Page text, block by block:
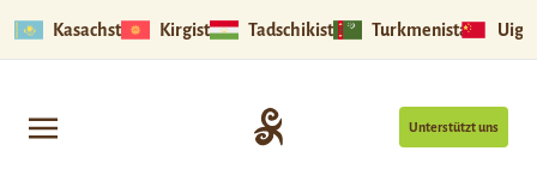
Kasachstan Kirgistan Tadschikistan Turkmenistan
Unterstützt uns